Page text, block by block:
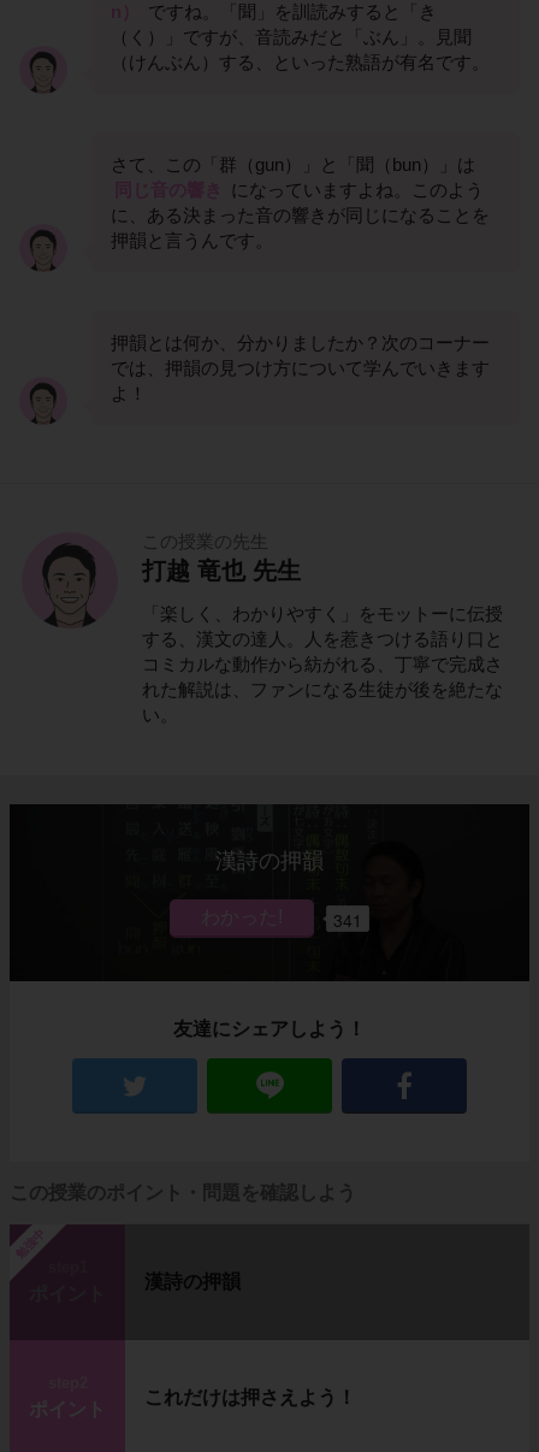
ですね。「聞」を訓読みすると「き
（く）」ですが、音読みだと「ぶん」。見聞
（けんぶん）する、といった熟語が有名です。
さて、この「群（gun）」と「聞（bun）」は
になっていますよね。このよう
に、ある決まった音の響きが同じになることを
押韻と言うんです。
押韻とは何か、分かりましたか？次のコーナー
では、押韻の見つけ方について学んでいきます
よ！
この授業の先生
打越 竜也 先生
「楽しく、わかりやすく」をモットーに伝授
する、漢文の達人。人を惹きつける語り口と
コミカルな動作から紡がれる、丁寧で完成さ
れた解説は、ファンになる生徒が後を絶たな
い。
漢詩の押韻
341
友達にシェアしよう！
この授業のポイント・問題を確認しよう
勉強中
漢詩の押韻
ポイント
これだけは押さえよう！